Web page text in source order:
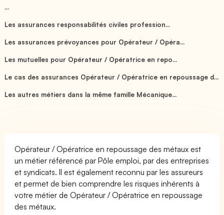
...
Les assurances responsabilités civiles profession...
Les assurances prévoyances pour Opérateur / Opéra...
Les mutuelles pour Opérateur / Opératrice en repo...
Le cas des assurances Opérateur / Opératrice en repoussage d...
Les autres métiers dans la même famille Mécanique...
Opérateur / Opératrice en repoussage des métaux est
un métier référencé par Pôle emploi, par des entreprises
et syndicats. Il est également reconnu par les assureurs
et permet de bien comprendre les risques inhérents à
votre métier de Opérateur / Opératrice en repoussage
des métaux.